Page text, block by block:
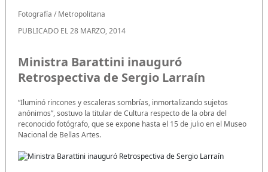
Fotografía /Metropolitana
PUBLICADO EL 28 MARZO, 2014
Ministra Barattini inauguró
Retrospectiva de Sergio Larraín
“Iluminó rincones y escaleras sombrías, inmortalizando sujetos
anónimos”, sostuvo la titular de Cultura respecto de la obra del
reconocido fotógrafo, que se expone hasta el 15 de julio en el Museo
Nacional de Bellas Artes.